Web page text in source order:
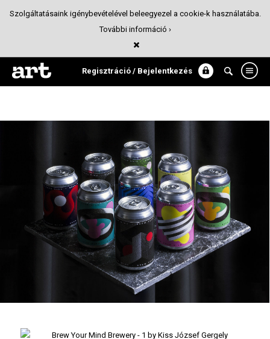
Regisztráció / Bejelentkezés
Brew Your Mind Brewery
Csomagolás
Szolgáltatásaink igénybevételével beleegyezel a cookie-k használatába.
További információ ›